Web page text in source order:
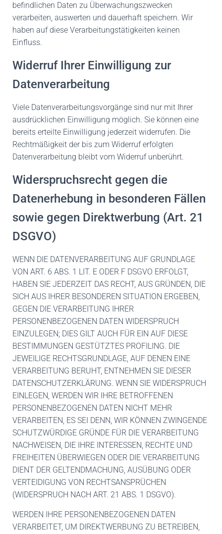
befindlichen Daten zu Überwachungszwecken
verarbeiten, auswerten und dauerhaft speichern. Wir
haben auf diese Verarbeitungstätigkeiten keinen
Einfluss.
Widerruf Ihrer Einwilligung zur
Datenverarbeitung
Viele Datenverarbeitungsvorgänge sind nur mit Ihrer
ausdrücklichen Einwilligung möglich. Sie können eine
bereits erteilte Einwilligung jederzeit widerrufen. Die
Rechtmäßigkeit der bis zum Widerruf erfolgten
Datenverarbeitung bleibt vom Widerruf unberührt.
Widerspruchsrecht gegen die
Datenerhebung in besonderen Fällen
sowie gegen Direktwerbung (Art. 21
DSGVO)
WENN DIE DATENVERARBEITUNG AUF GRUNDLAGE
VON ART. 6 ABS. 1 LIT. E ODER F DSGVO ERFOLGT,
HABEN SIE JEDERZEIT DAS RECHT, AUS GRÜNDEN, DIE
SICH AUS IHRER BESONDEREN SITUATION ERGEBEN,
GEGEN DIE VERARBEITUNG IHRER
PERSONENBEZOGENEN DATEN WIDERSPRUCH
EINZULEGEN; DIES GILT AUCH FÜR EIN AUF DIESE
BESTIMMUNGEN GESTÜTZTES PROFILING. DIE
JEWEILIGE RECHTSGRUNDLAGE, AUF DENEN EINE
VERARBEITUNG BERUHT, ENTNEHMEN SIE DIESER
DATENSCHUTZERKLÄRUNG. WENN SIE WIDERSPRUCH
EINLEGEN, WERDEN WIR IHRE BETROFFENEN
PERSONENBEZOGENEN DATEN NICHT MEHR
VERARBEITEN, ES SEI DENN, WIR KÖNNEN ZWINGENDE
SCHUTZWÜRDIGE GRÜNDE FÜR DIE VERARBEITUNG
NACHWEISEN, DIE IHRE INTERESSEN, RECHTE UND
FREIHEITEN ÜBERWIEGEN ODER DIE VERARBEITUNG
DIENT DER GELTENDMACHUNG, AUSÜBUNG ODER
VERTEIDIGUNG VON RECHTSANSPRÜCHEN
(WIDERSPRUCH NACH ART. 21 ABS. 1 DSGVO).
WERDEN IHRE PERSONENBEZOGENEN DATEN
VERARBEITET, UM DIREKTWERBUNG ZU BETREIBEN,